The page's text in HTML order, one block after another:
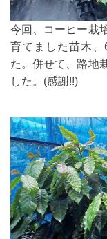
今回、コーヒー栽
育てました苗木
た。併せて、路地
した。(感謝!!)